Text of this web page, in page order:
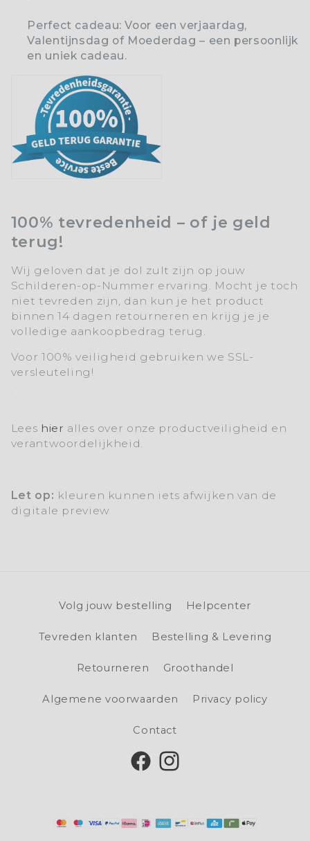
Perfect cadeau:Voor een verjaardag,
Valentijnsdag of Moederdag – een persoonlijk
en uniek cadeau.
100% tevredenheid – of je geld
terug!
Wij geloven dat je dol zult zijn op jouw
Schilderen-op-Nummer ervaring. Mocht je toch
niet tevreden zijn, dan kun je het product
binnen 14 dagen retourneren en krijg je je
volledige aankoopbedrag terug.
Voor 100% veiligheid gebruiken we SSL-
versleuteling!
Lees hier alles over onze productveiligheid en
verantwoordelijkheid.
Let op: kleuren kunnen iets afwijken van de
digitale preview
Volg jouw bestelling Helpcenter
Tevreden klanten Bestelling & Levering
Retourneren Groothandel
Algemene voorwaarden Privacy policy
Contact
FacebookInstagram